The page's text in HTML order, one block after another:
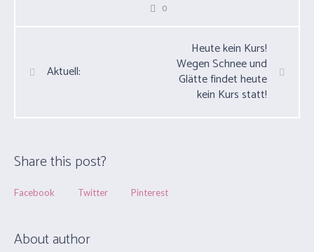
0
Aktuell:
Heute kein Kurs!
Wegen Schnee und
Glätte findet heute
kein Kurs statt!
Share this post?
Facebook Twitter Pinterest
About author